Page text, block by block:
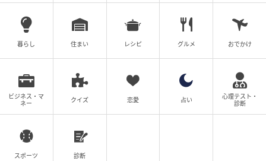
ーヒーとともに楽しむこともできるとのことで、そん
なアットホームな雰囲気も腰越という町らしい。
暮らし 住まい レシピ グルメ おでかけ
ビジネス・マ
ネー
クイズ 恋愛 占い
心理テスト・
診断
スポーツ 診断